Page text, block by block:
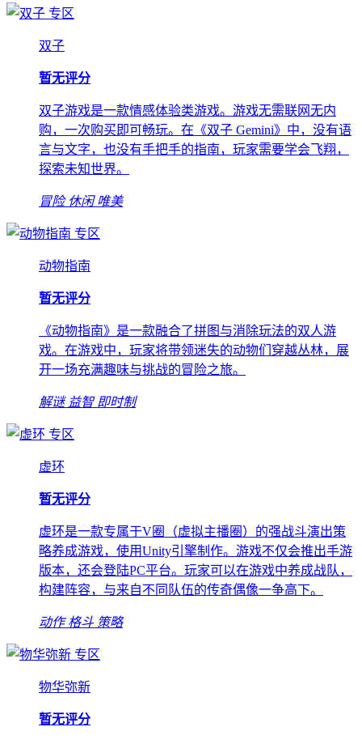
专区
双子
暂无评分
双子游戏是一款情感体验类游戏。游戏无需联网无内
购，一次购买即可畅玩。在《双子 Gemini》中，没有语
言与文字，也没有手把手的指南，玩家需要学会飞翔，
探索未知世界。
冒险 休闲 唯美
专区
动物指南
暂无评分
《动物指南》是一款融合了拼图与消除玩法的双人游
戏。在游戏中，玩家将带领迷失的动物们穿越丛林，展
开一场充满趣味与挑战的冒险之旅。
解谜 益智 即时制
专区
虚环
暂无评分
虚环是一款专属于V圈（虚拟主播圈）的强战斗演出策
略养成游戏，使用Unity引擎制作。游戏不仅会推出手游
版本，还会登陆PC平台。玩家可以在游戏中养成战队，
构建阵容，与来自不同队伍的传奇偶像一争高下。
动作 格斗 策略
专区
物华弥新
暂无评分